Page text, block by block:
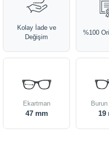
Kolay İade ve
Değişim
%100
Ekartman
47 mm
Burun
19